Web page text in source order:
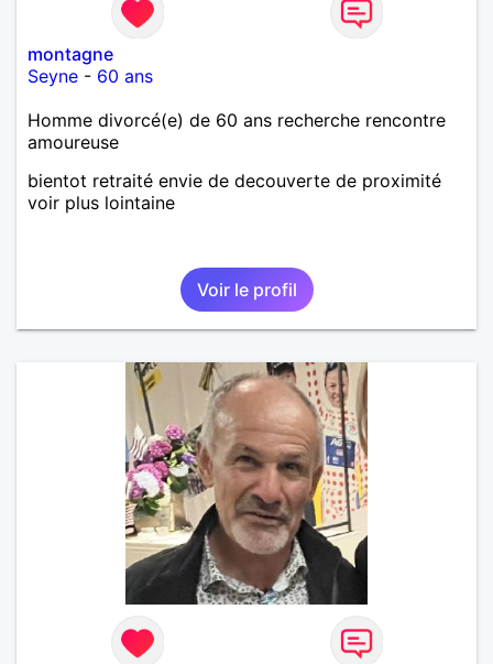
montagne
Seyne - 60 ans
Homme divorcé(e) de 60 ans recherche rencontre
amoureuse
bientot retraité envie de decouverte de proximité
voir plus lointaine
Voir le profil